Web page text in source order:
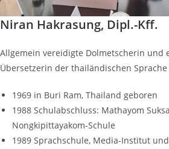
Niran Hakrasung, Dipl.-Kff.
Allgemein vereidigte Dolmetscherin und
Übersetzerin der thailändischen Sprache
1969 in Buri Ram, Thailand geboren
1988 Schulabschluss: Mathayom
Nongkipittayakom-Schule
1989 Sprachschule, Media-Institut und